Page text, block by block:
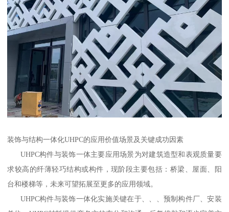
装饰与结构一体化UHPC的应用价值场景及关键成功因素
UHPC构件与装饰一体主要应用场景为对建筑造型和表观质量要
求较高的纤薄轻巧结构或构件，现阶段主要包括：桥梁、屋面、阳
台和楼梯等，未来可望拓展至更多的应用领域。
UHPC构件与装饰一体化实施关键在于、、、预制构件厂、安装